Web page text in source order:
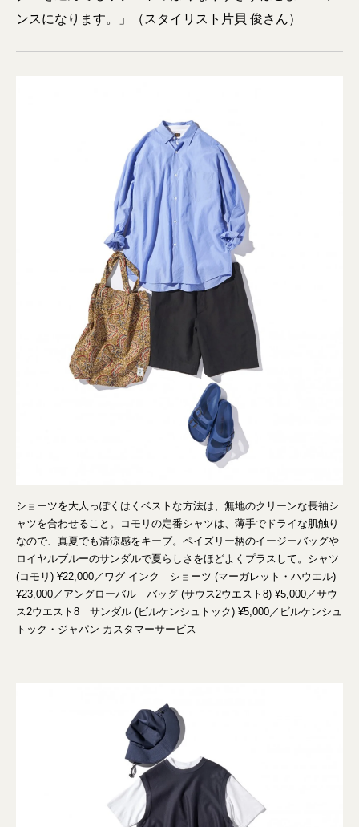
ンスになります。」（スタイリスト片貝 俊さん）
ショーツを大人っぽくはくベストな方法は、無地のクリーンな長袖シ
ャツを合わせること。コモリの定番シャツは、薄手でドライな肌触り
なので、真夏でも清涼感をキープ。ペイズリー柄のイージーバッグや
ロイヤルブルーのサンダルで夏らしさをほどよくプラスして。シャツ
(コモリ) ¥22,000／ワグ インク ショーツ (マーガレット・ハウエル)
¥23,000／アングローバル バッグ (サウス2ウエスト8) ¥5,000／サウ
ス2ウエスト8 サンダル (ビルケンシュトック) ¥5,000／ビルケンシュ
トック・ジャパン カスタマーサービス